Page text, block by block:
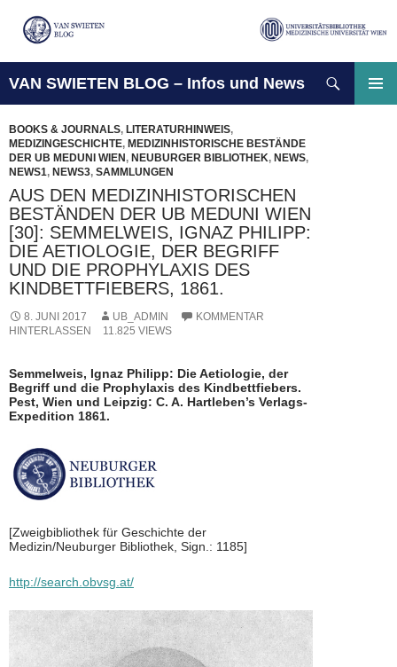
VAN SWIETEN BLOG – Infos und News
SPRINGEN
BOOKS & JOURNALS, LITERATURHINWEIS,
MEDIZINGESCHICHTE, MEDIZINHISTORISCHE BESTÄNDE
DER UB MEDUNI WIEN , NEUBURGER BIBLIOTHEK, NEWS,
NEWS1, NEWS3, SAMMLUNGEN
AUS DEN MEDIZINHISTORISCHEN
BESTÄNDEN DER UB MEDUNI WIEN
[30]: SEMMELWEIS, IGNAZ PHILIPP:
DIE AETIOLOGIE, DER BEGRIFF
UND DIE PROPHYLAXIS DES
KINDBETTFIEBERS, 1861.
8. JUNI 2017 UB_ADMIN
KOMMENTAR
HINTERLASSEN
11.825 VIEWS
Semmelweis, Ignaz Philipp: Die Aetiologie, der
Begriff und die Prophylaxis des Kindbettfiebers.
Pest, Wien und Leipzig: C. A. Hartleben’s Verlags-
Expedition 1861.
[Zweigbibliothek für Geschichte der
Medizin/Neuburger Bibliothek, Sign.: 1185]
http://search.obvsg.at/